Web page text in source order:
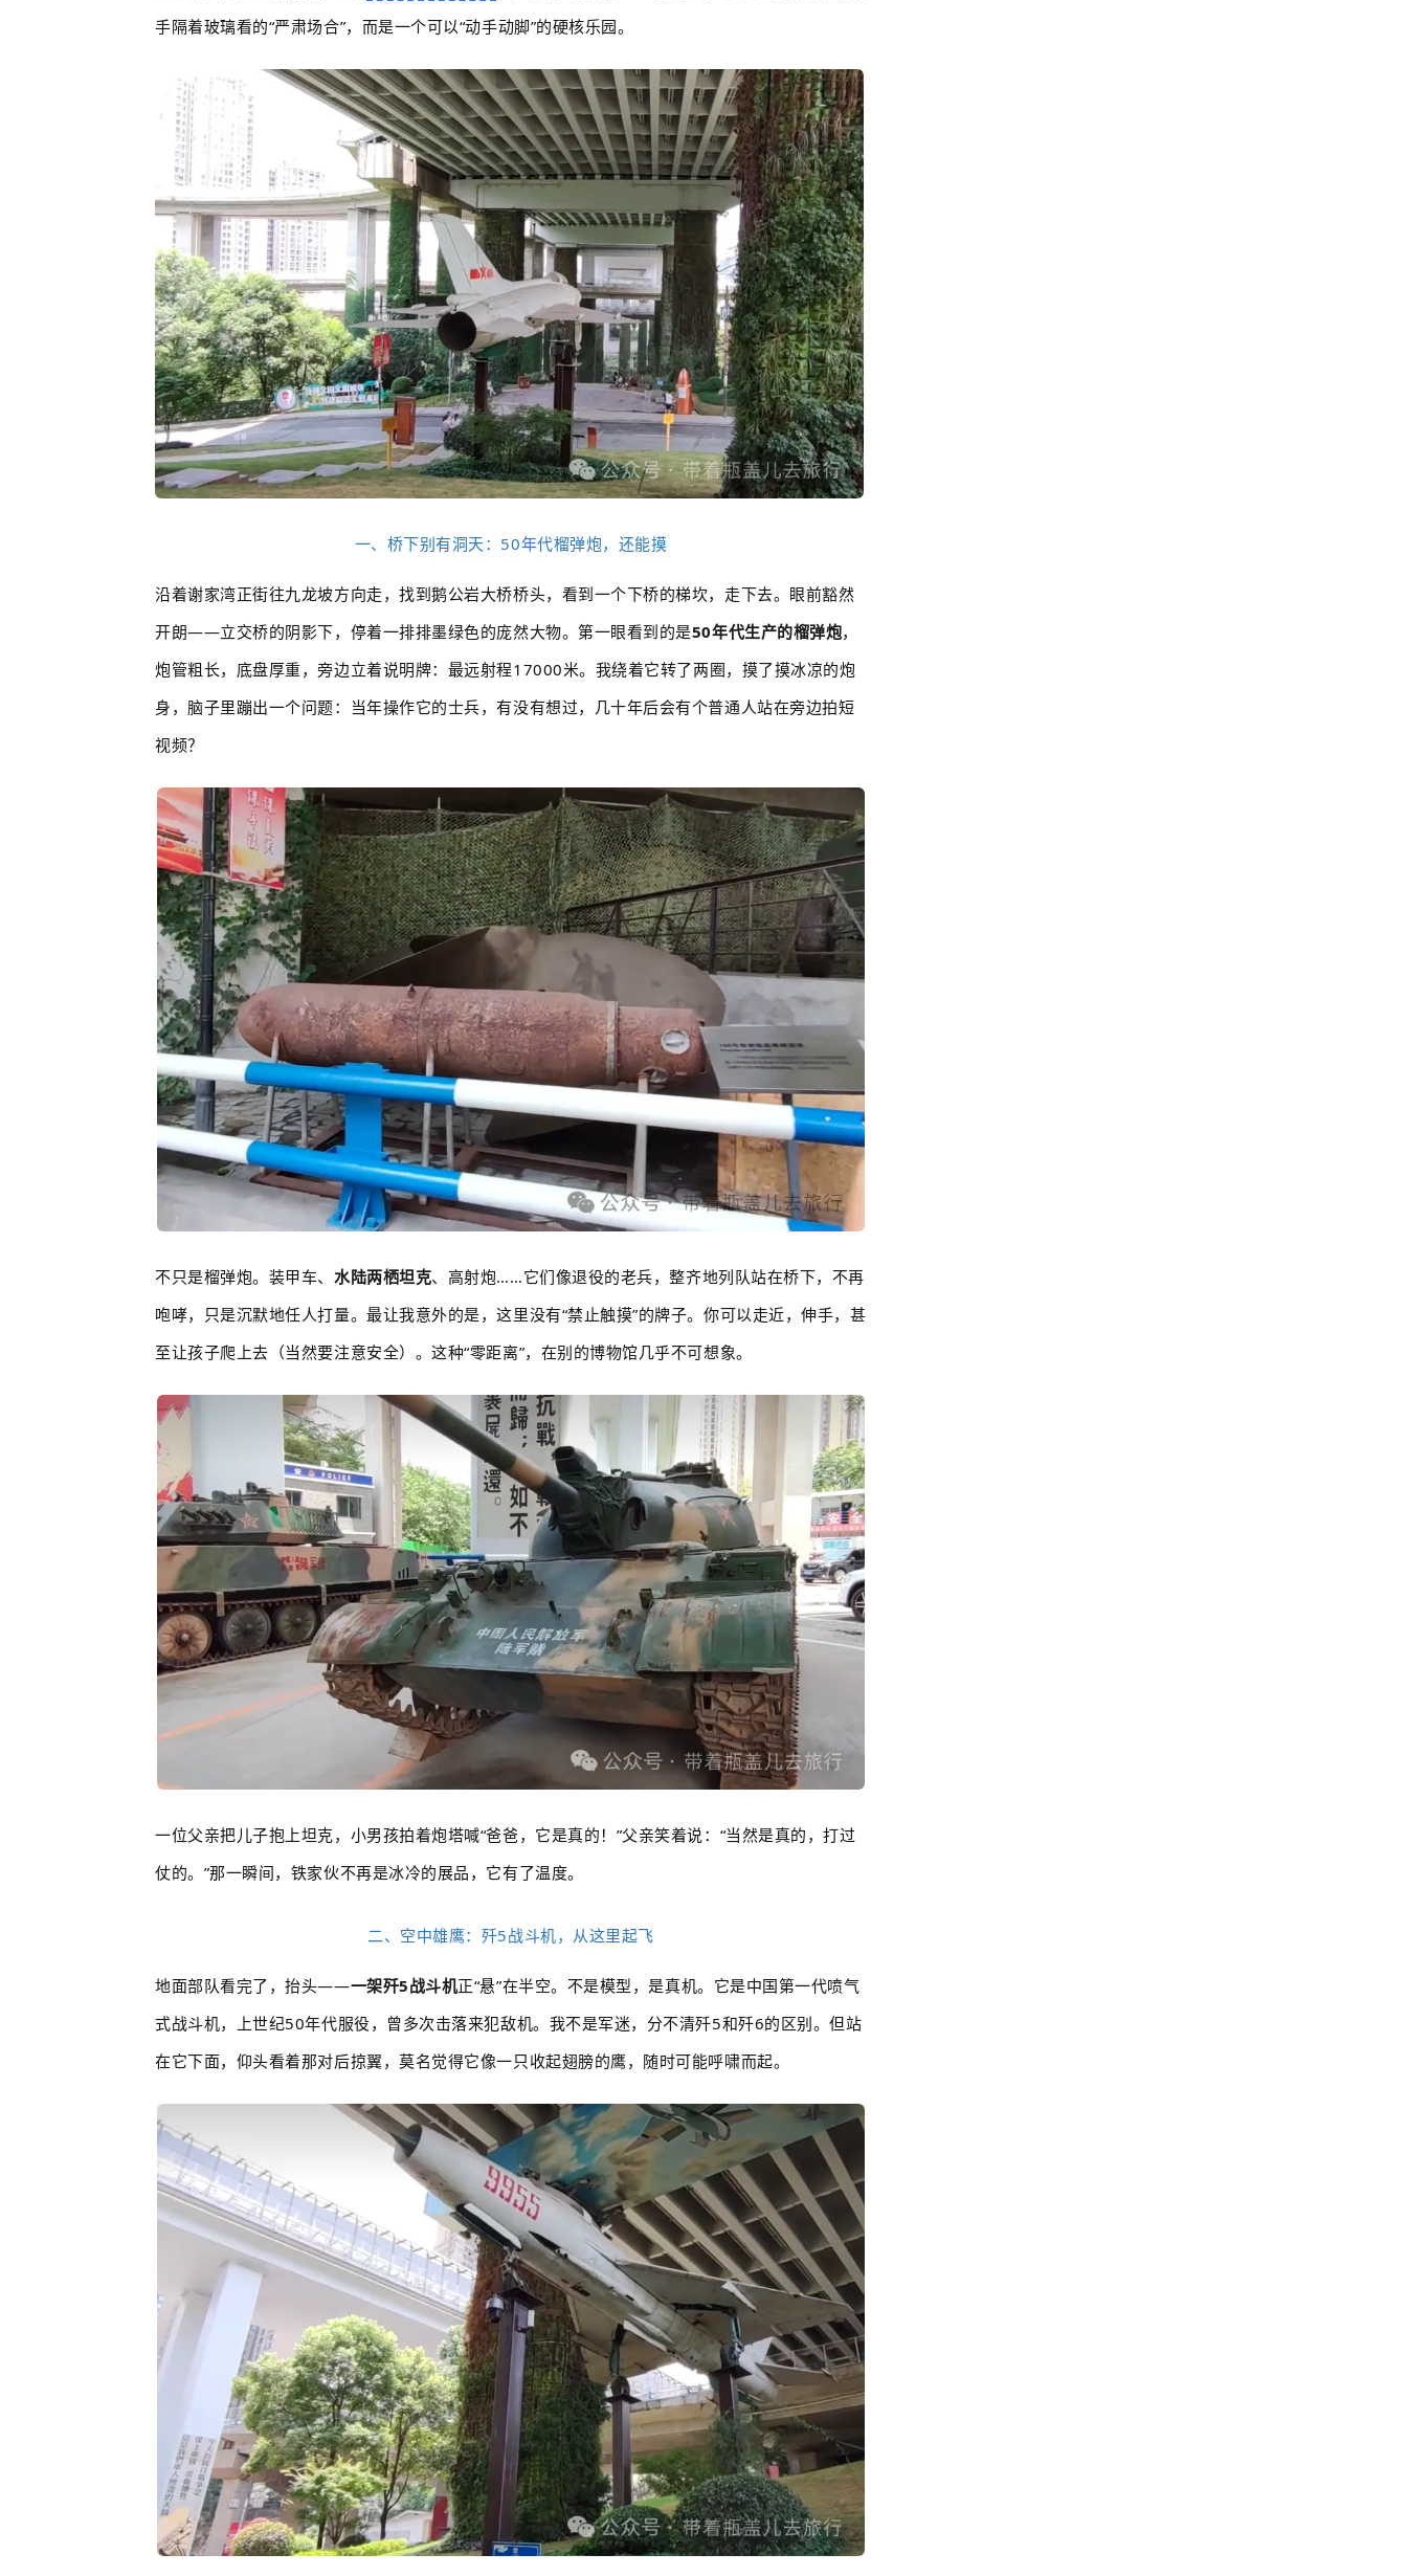
手隔着玻璃看的“严肃场合”，而是一个可以“动手动脚”的硬核乐园。
一、桥下别有洞天：50年代榴弹炮，还能摸
沿着谢家湾正街往九龙坡方向走，找到鹅公岩大桥桥头，看到一个下桥的梯坎，走下去。眼前豁然
开朗——立交桥的阴影下，停着一排排墨绿色的庞然大物。第一眼看到的是50年代生产的榴弹炮，
炮管粗长，底盘厚重，旁边立着说明牌：最远射程17000米。我绕着它转了两圈，摸了摸冰凉的炮
身，脑子里蹦出一个问题：当年操作它的士兵，有没有想过，几十年后会有个普通人站在旁边拍短
视频？
不只是榴弹炮。装甲车、 水陆两栖坦克、 高射炮……它们像退役的老兵，整齐地列队站在桥下，不再
咆哮，只是沉默地任人打量。最让我意外的是，这里没有“禁止触摸”的牌子。你可以走近，伸手，甚
至让孩子爬上去（当然要注意安全）。这种“零距离”，在别的博物馆几乎不可想象。
一位父亲把儿子抱上坦克，小男孩拍着炮塔喊“爸爸，它是真的！”父亲笑着说：“当然是真的，打过
仗的。”那一瞬间，铁家伙不再是冰冷的展品，它有了温度。
二、空中雄鹰：歼5战斗机，从这里起飞
地面部队看完了，抬头——一架歼5战斗机正“悬”在半空。不是模型，是真机。它是中国第一代喷气
式战斗机，上世纪50年代服役，曾多次击落来犯敌机。我不是军迷，分不清歼5和歼6的区别。但站
在它下面，仰头看着那对后掠翼，莫名觉得它像一只收起翅膀的鹰，随时可能呼啸而起。